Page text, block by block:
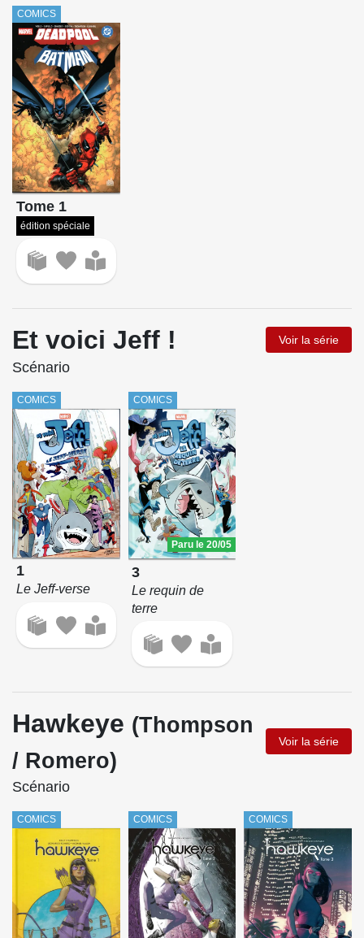
COMICS
Tome 1
édition spéciale
Et voici Jeff ! Voir la série
Scénario
COMICS
1
Le Jeff-verse
COMICS
Paru le 20/05
3
Le requin de
terre
Hawkeye (Thompson
/ Romero)
Voir la série
Scénario
COMICS COMICS COMICS